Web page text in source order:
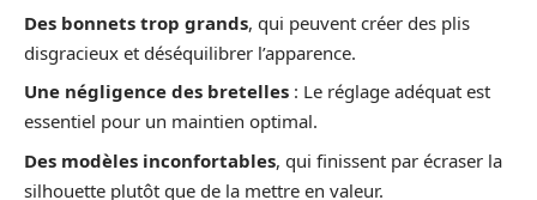
Des bonnets trop grands, qui peuvent créer des plis
disgracieux et déséquilibrer l’apparence.
Une négligence des bretelles : Le réglage adéquat est
essentiel pour un maintien optimal.
Des modèles inconfortables, qui finissent par écraser la
silhouette plutôt que de la mettre en valeur.